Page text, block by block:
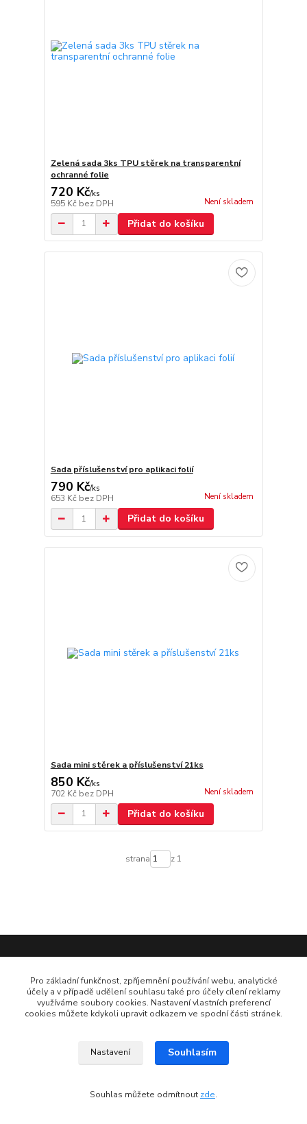
Zelená sada 3ks TPU stěrek na transparentní
ochranné folie
720 Kč/ks
595 Kč bez DPH Není skladem
Přidat do košíku
Sada příslušenství pro aplikaci folií
790 Kč/ks
653 Kč bez DPH Není skladem
Přidat do košíku
Sada mini stěrek a příslušenství 21ks
850 Kč/ks
702 Kč bez DPH Není skladem
Přidat do košíku
strana z 1
Informace pro zákazníky
Cena dopravy a plateb
Dotazy, další návody a doporučení
Pro základní funkčnost, zpříjemnění používání webu, analytické
účely a v případě udělení souhlasu také pro účely cílení reklamy
využíváme soubory cookies. Nastavení vlastních preferencí
cookies můžete kdykoli upravit odkazem ve spodní části stránek.
Nastavení Souhlasím
Souhlas můžete odmítnout zde.